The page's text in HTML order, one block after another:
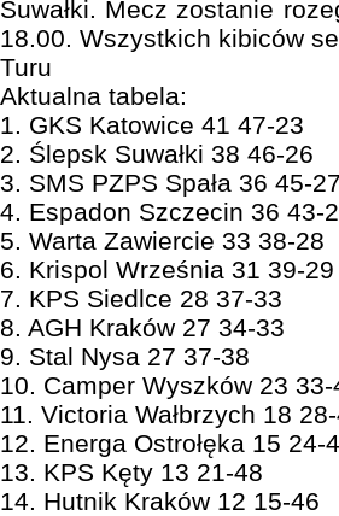
Suwałki. Mecz zostanie
18.00. Wszystkich kibiców
Turu
Aktualna tabela:
1. GKS Katowice 41 47-23
2. Ślepsk Suwałki 38 46-26
3. SMS PZPS Spała 36 45-27
4. Espadon Szczecin 36 43-
5. Warta Zawiercie 33 38-28
6. Krispol Września 31 39-29
7. KPS Siedlce 28 37-33
8. AGH Kraków 27 34-33
9. Stal Nysa 27 37-38
10. Camper Wyszków 23 33-
11. Victoria Wałbrzych 18
12. Energa Ostrołęka 15 24-
13. KPS Kęty 13 21-48
14. Hutnik Kraków 12 15-46